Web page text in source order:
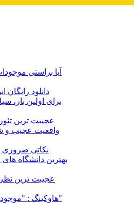
آیا براستی
دانلود
برای اولین بار،
عجیبت ترین
نکاتی ضروری
بهترین دانشگاه
عجیبت ترین
هاوكينگ : "موجودات فضايي وجود دارند"